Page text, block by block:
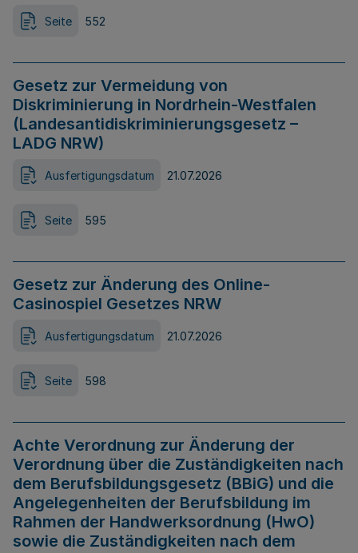
Seite 552
Gesetz zur Vermeidung von
Diskriminierung in Nordrhein-Westfalen
(Landesantidiskriminierungsgesetz –
LADG NRW)
Ausfertigungsdatum 21.07.2026
Seite 595
Gesetz zur Änderung des Online-
Casinospiel Gesetzes NRW
Ausfertigungsdatum 21.07.2026
Seite 598
Achte Verordnung zur Änderung der
Verordnung über die Zuständigkeiten nach
dem Berufsbildungsgesetz (BBiG) und die
Angelegenheiten der Berufsbildung im
Rahmen der Handwerksordnung (HwO)
sowie die Zuständigkeiten nach dem